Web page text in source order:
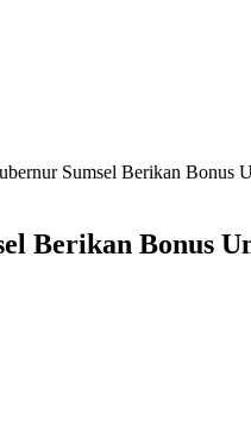
Sumsel Berikan Bonus
Berikan Bonus